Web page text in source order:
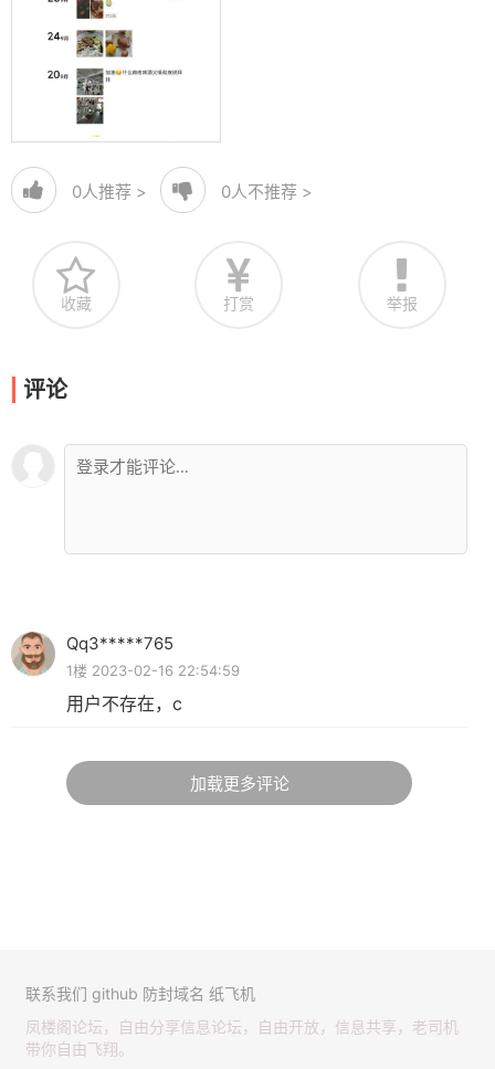
0人推荐 > 0人不推荐 >
收藏 打赏 举报
评论
Qq3*****765
1楼 2023-02-16 22:54:59
用户不存在，c
加载更多评论
联系我们 github 防封域名 纸飞机
凤楼阁论坛，自由分享信息论坛，自由开放，信息共享，老司机
带你自由飞翔。